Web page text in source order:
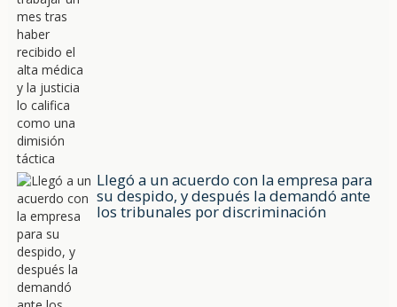
Llegó a un acuerdo con la empresa para
su despido, y después la demandó ante
los tribunales por discriminación